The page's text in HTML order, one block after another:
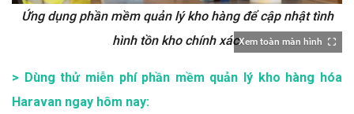
Xem toàn màn hình
Ứng dụng phần mềm quản lý kho hàng để cập nhật tình
hình tồn kho chính xác.
> Dùng thử miễn phí phần mềm quản lý kho hàng hóa
Haravan ngay hôm nay: